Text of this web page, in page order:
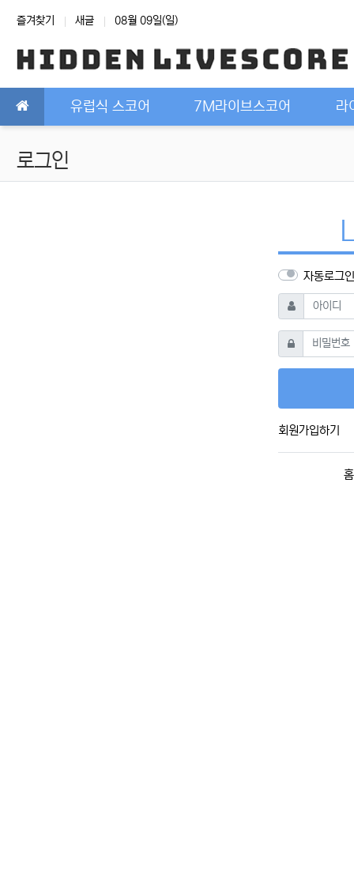
상단 네비
즐겨찾기 새글 08월 09일(일)
메인 메뉴유럽식 스코어 7M라이브스코어 라
로그인
자동로그인
아이디
필수
비밀번호필수
회원가입하기